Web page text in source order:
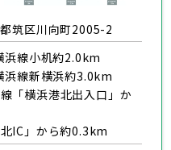
筑区川向町2005-2
線小机約2.0km
線新横浜約3.0km
「横浜港北出入口」か
IC」から約0.3km